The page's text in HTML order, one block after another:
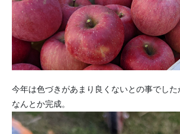
今年は色づきがあまり良くないとの事でした
なんとか完成。